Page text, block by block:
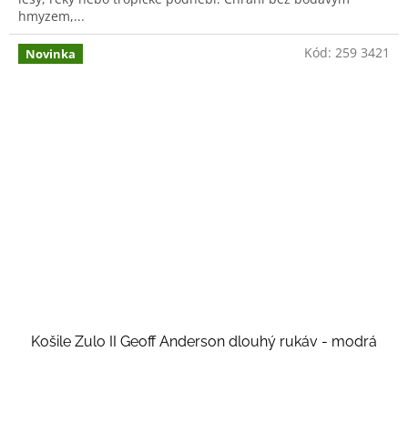
hmyzem,...
Novinka
Košile Zulo II Geoff Anderson dlouhý rukáv - modrá
Kód: 259 3421